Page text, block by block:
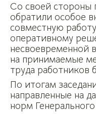
Со своей стороны
обратили особое
совместную
оперативному
несвоевременной
на принимаемые
труда
По итогам
направленные на
норм